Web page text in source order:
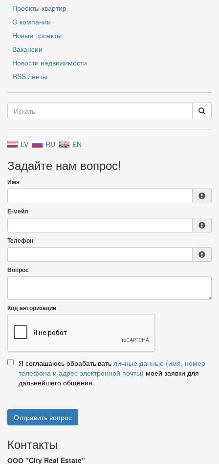
Проекты квартир
О компании
Новые проекты
Вакансии
Новости недвижимости
RSS ленты
LV RU EN
Задайте нам вопрос!
Имя
Е-мейл
Телефон
Вопрос
Код авторизации
Я соглашаюсь обрабатывать личные данные (имя, номер
телефона и адрес электронной почты) моей заявки для
дальнейшего общения.
Отправить вопрос
Контакты
ООО "City Real Estate"